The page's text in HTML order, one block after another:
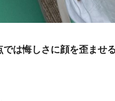
では悔しさに顔を歪ませ